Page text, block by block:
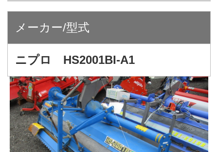
メーカー/型式
ニプロ HS2001BI-A1